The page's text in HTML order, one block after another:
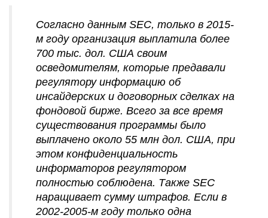
Согласно данным SEC, только в 2015-
м году организация выплатила более
700 тыс. дол. США своим
осведомителям, которые предавали
регулятору информацию об
инсайдерских и договорных сделках на
фондовой бирже. Всего за все время
существования программы было
выплачено около 55 млн дол. США, при
этом конфиденциальность
информаторов регулятором
полностью соблюдена. Также SEC
наращивает сумму штрафов. Если в
2002-2005-м году только одна